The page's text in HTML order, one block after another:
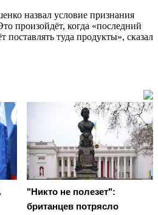
назвал условие признания
произойдёт, когда «последний
поставлять туда продукты», сказал
"Никто не полезет":
британцев потрясло